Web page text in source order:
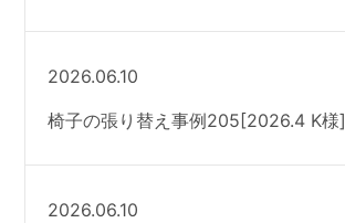
2026.06.10
椅子の張り替え事例205[2026.4 K様]
2026.06.10